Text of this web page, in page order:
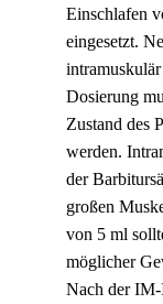
Einschlafen
eingesetzt.
Dosierung
Zustand des
werden.
der
großen
von 5 ml
möglicher
Nach der